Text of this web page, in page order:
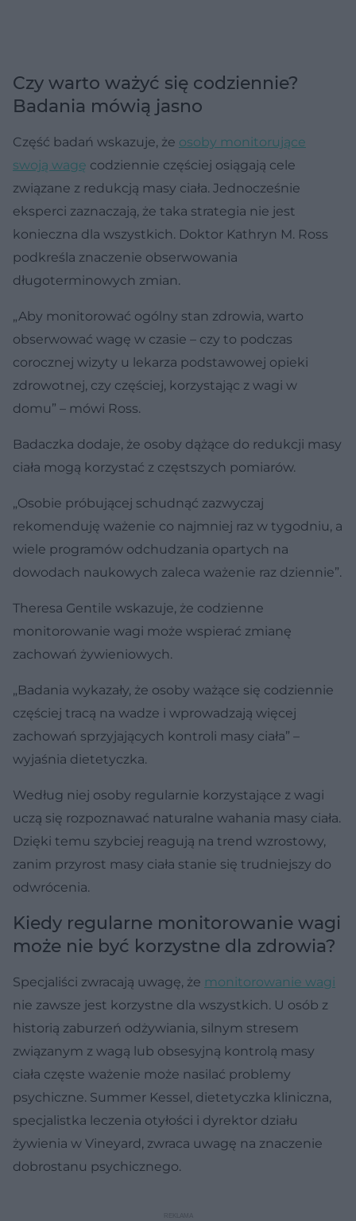
Czy warto ważyć się codziennie?
Badania mówią jasno
Część badań wskazuje, że osoby monitorujące
swoją wagę codziennie częściej osiągają cele
związane z redukcją masy ciała. Jednocześnie
eksperci zaznaczają, że taka strategia nie jest
konieczna dla wszystkich. Doktor Kathryn M. Ross
podkreśla znaczenie obserwowania
długoterminowych zmian.
„Aby monitorować ogólny stan zdrowia, warto
obserwować wagę w czasie – czy to podczas
corocznej wizyty u lekarza podstawowej opieki
zdrowotnej, czy częściej, korzystając z wagi w
domu” – mówi Ross.
Badaczka dodaje, że osoby dążące do redukcji masy
ciała mogą korzystać z częstszych pomiarów.
„Osobie próbującej schudnąć zazwyczaj
rekomenduję ważenie co najmniej raz w tygodniu, a
wiele programów odchudzania opartych na
dowodach naukowych zaleca ważenie raz dziennie”.
Theresa Gentile wskazuje, że codzienne
monitorowanie wagi może wspierać zmianę
zachowań żywieniowych.
„Badania wykazały, że osoby ważące się codziennie
częściej tracą na wadze i wprowadzają więcej
zachowań sprzyjających kontroli masy ciała” –
wyjaśnia dietetyczka.
Według niej osoby regularnie korzystające z wagi
uczą się rozpoznawać naturalne wahania masy ciała.
Dzięki temu szybciej reagują na trend wzrostowy,
zanim przyrost masy ciała stanie się trudniejszy do
odwrócenia.
Kiedy regularne monitorowanie wagi
może nie być korzystne dla zdrowia?
Specjaliści zwracają uwagę, że monitorowanie wagi
nie zawsze jest korzystne dla wszystkich. U osób z
historią zaburzeń odżywiania, silnym stresem
związanym z wagą lub obsesyjną kontrolą masy
ciała częste ważenie może nasilać problemy
psychiczne. Summer Kessel, dietetyczka kliniczna,
specjalistka leczenia otyłości i dyrektor działu
żywienia w Vineyard, zwraca uwagę na znaczenie
dobrostanu psychicznego.